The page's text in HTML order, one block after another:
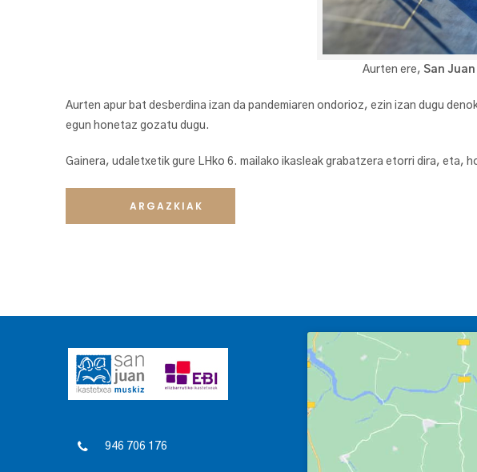
Aurten ere, San
Aurten apur bat desberdina izan da pandemiaren ondorioz, ezin izan dugu
egun honetaz gozatu dugu.
Gainera, udaletxetik gure LHko 6. mailako ikasleak grabatzera etorri dira, eta,
ARGAZKIAK
946 706 176